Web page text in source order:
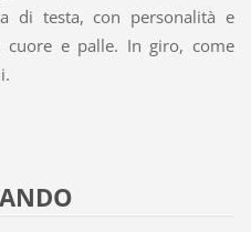
di testa, con personalità e
cuore e palle. In giro, come